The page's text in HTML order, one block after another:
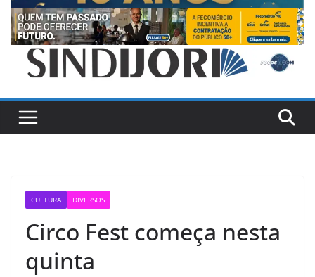
CULTURA DIVERSOS
Circo Fest começa nesta
quinta